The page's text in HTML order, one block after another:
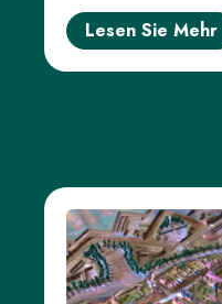
Lesen Sie Mehr